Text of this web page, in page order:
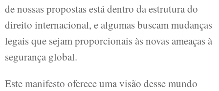
de nossas propostas está dentro da estrutura do
direito internacional, e algumas buscam mudanças
legais que sejam proporcionais às novas ameaças à
segurança global.
Este manifesto oferece uma visão desse mundo